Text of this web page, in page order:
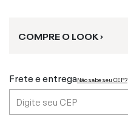
COMPRE O LOOK ›
Frete e entregaNão sabe seu CEP?